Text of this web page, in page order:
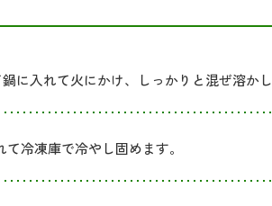
に入れて火にかけ、しっかりと混ぜ溶か
冷凍庫で冷やし固めます。